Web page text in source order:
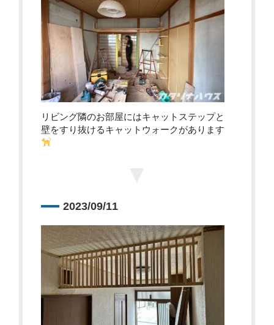
リビング隣のお部屋にはキャットステップと
壁をすり抜けるキャットウォークがあります
2023/09/11